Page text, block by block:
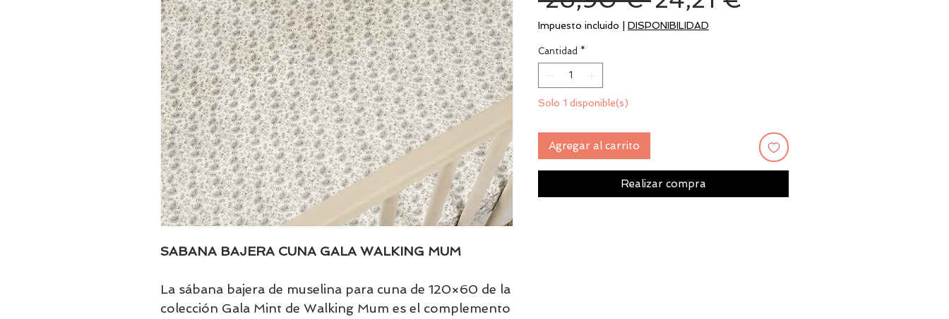
SABANA BAJERA CUNA GALA WALKING MUM
La sábana bajera de muselina para cuna de 120×60 de la
colección Gala Mint de Walking Mum es el complemento
Impuesto incluido DISPONIBILIDAD
Cantidad *
Solo 1 disponible(s)
Agregar al carrito
Realizar compra